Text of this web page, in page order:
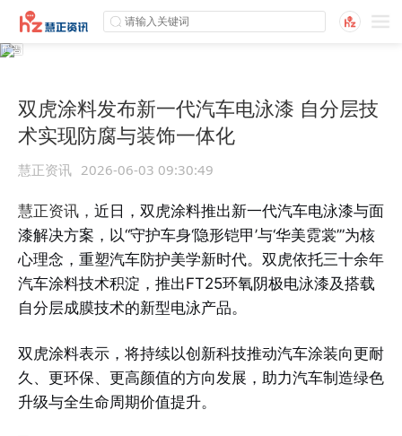
双虎涂料发布新一代汽车电泳漆 自分层技
术实现防腐与装饰一体化
慧正资讯 2026-06-03 09:30:49
慧正资讯， 近日，双虎涂料推出新一代汽车电泳漆与面
漆解决方案，以“守护车身‘隐形铠甲’与‘华美霓裳’”为核
心理念，重塑汽车防护美学新时代。双虎依托三十余年
汽车涂料技术积淀，推出FT25环氧阴极电泳漆及搭载
自分层成膜技术的新型电泳产品。
双虎涂料表示，将持续以创新科技推动汽车涂装向更耐
久、更环保、更高颜值的方向发展，助力汽车制造绿色
升级与全生命周期价值提升。